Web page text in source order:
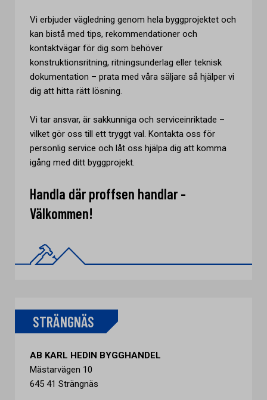
Vi erbjuder vägledning genom hela byggprojektet och
kan bistå med tips, rekommendationer och
kontaktvägar för dig som behöver
konstruktionsritning, ritningsunderlag eller teknisk
dokumentation – prata med våra säljare så hjälper vi
dig att hitta rätt lösning.
Vi tar ansvar, är sakkunniga och serviceinriktade –
vilket gör oss till ett tryggt val. Kontakta oss för
personlig service och låt oss hjälpa dig att komma
igång med ditt byggprojekt.
Handla där proffsen handlar -
Välkommen!
STRÄNGNÄS
AB KARL HEDIN BYGGHANDEL
Mästarvägen 10
645 41 Strängnäs